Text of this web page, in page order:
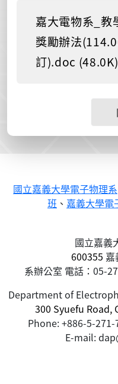
嘉大電物系_教
獎勵辦法
訂).doc (48.0K)
國立嘉義大學電子物理系
班 、 嘉義大學電
國立嘉義
600355 嘉
系辦公室 電話：05-
Department of
300 Syuefu Road,
Phone: +886-5-
E-mail: